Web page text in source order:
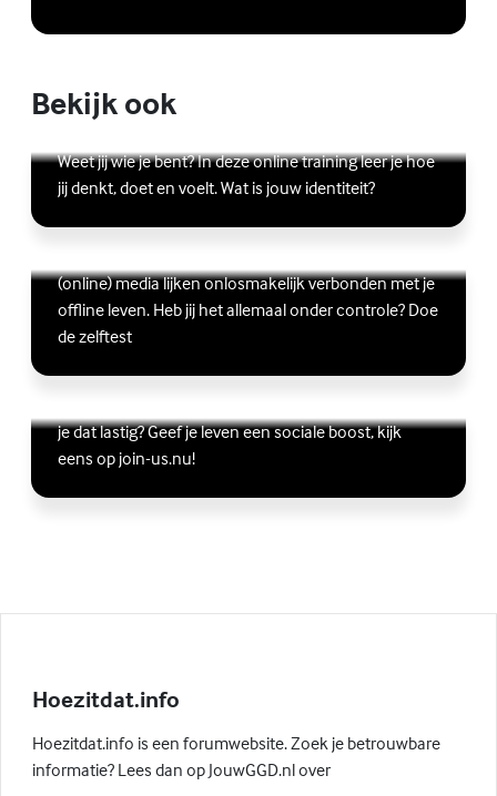
Bekijk ook
Online zelfhulptraining - Wie ben ik?
Weet jij wie je bent? In deze online training leer je hoe
jij denkt, doet en voelt. Wat is jouw identiteit?
Lees meer over Online zelfhulptraining - Wie ben ik?
(Externe link)
Ben jij digitaal in balans?
(online) media lijken onlosmakelijk verbonden met je
offline leven. Heb jij het allemaal onder controle? Doe
de zelftest
Lees meer over Ben jij digitaal in balans?
(Externe link)
Vriendschap
je dat lastig? Geef je leven een sociale boost, kijk
eens op join-us.nu!
Lees meer over Vriendschap
(Externe link)
Hoezitdat.info
Hoezitdat.info is een forumwebsite. Zoek je betrouwbare
informatie? Lees dan op JouwGGD.nl over